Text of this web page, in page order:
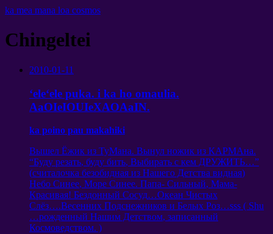
ka mea mana loa cosmos
Chingeltei
2010-01-11
ʻeleʻele puka. i ka ho omaulia.
AaOIeIOUIeXAOAaIN.
ka poino pau makahiki
Вышел Ёжик из ТуМана. Вынул ножик из КАРМАна.
“Буду резать, буду бить, Выбирать с кем ДРУЖИТЬ…”
(считалочка безобидная из Нашего Детства видная)
Небо Синее, Море Синее. Папа- Сильный, Мама-
Красивая! Бездонный Сосуд…Океан Чистых
Слёз….Весенних Подснежников и Белых Роз…sss ( Shu
…рожденный Нашим Детством, записанный
Космоведством. )